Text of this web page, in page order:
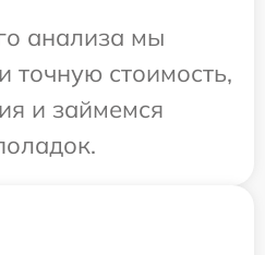
анализа мы
точную стоимость,
и займемся